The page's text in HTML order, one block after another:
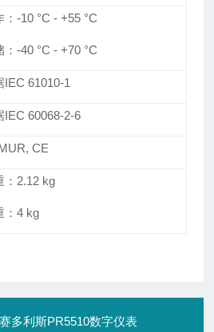
：-10 °C-+55 °C
：-40 °C- +70 °C
IEC 61010-1
IEC 60068-2-6
CE
2.12 kg
：4 kg
多利斯PR5510数字仪表